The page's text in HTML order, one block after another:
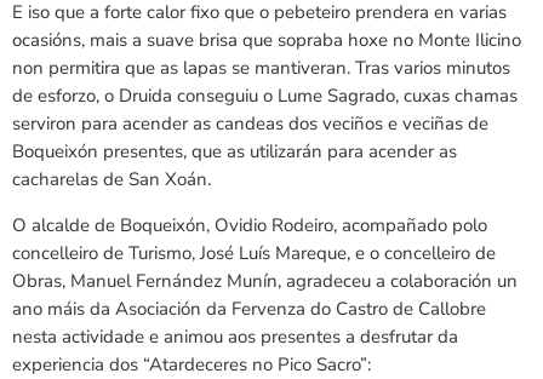
E iso que a forte calor fixo que o pebeteiro prendera en varias
ocasións, mais a suave brisa que sopraba hoxe no Monte Ilicino
non permitira que as lapas se mantiveran. Tras varios minutos
de esforzo, o Druida conseguiu o Lume Sagrado, cuxas chamas
serviron para acender as candeas dos veciños e veciñas de
Boqueixón presentes, que as utilizarán para acender as
cacharelas de San Xoán.
O alcalde de Boqueixón, Ovidio Rodeiro, acompañado polo
concelleiro de Turismo, José Luís Mareque, e o concelleiro de
Obras, Manuel Fernández Munín, agradeceu a colaboración un
ano máis da Asociación da Fervenza do Castro de Callobre
nesta actividade e animou aos presentes a desfrutar da
experiencia dos “Atardeceres no Pico Sacro”: